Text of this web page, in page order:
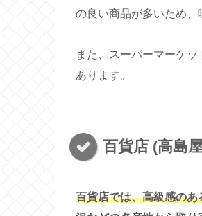
の良い商品が多いため、
また、スーパーマーケ
あります。
百貨店 (高島
百貨店では、高級感の